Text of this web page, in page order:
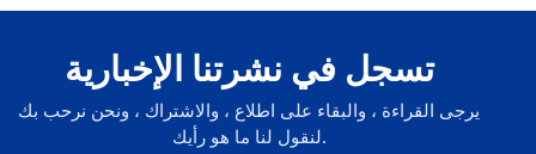
تسجل في نشرتنا الإخبارية
يرجى القراءة ، والبقاء على اطلاع ، والاشتراك ، ونحن نرحب بك
لنقول لنا ما هو رأيك.